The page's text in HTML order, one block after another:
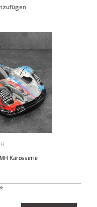
Karosserie